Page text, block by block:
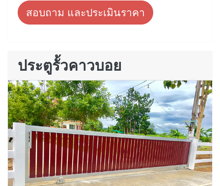
สอบถาม และประเมินราคา
ประตูรั้วคาวบอย